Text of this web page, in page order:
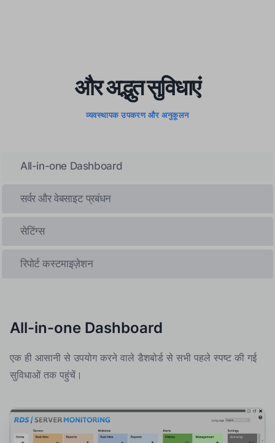
और अद्भुत सुविधाएं
व्यवस्थापक उपकरण और अनुकूलन
All-in-one Dashboard
सर्वर और वेबसाइट प्रबंधन
सेटिंग्स
रिपोर्ट कस्टमाइज़ेशन
All-in-one Dashboard
एक ही आसानी से उपयोग करने वाले डैशबोर्ड से सभी पहले स्पष्ट की गई
सुविधाओं तक पहुंचें।